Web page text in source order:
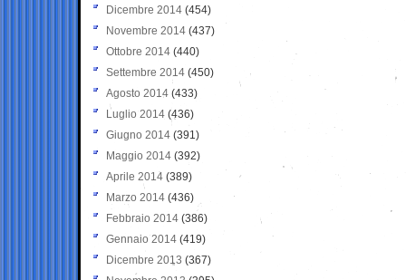
Dicembre 2014 (454)
Novembre 2014 (437)
Ottobre 2014 (440)
Settembre 2014 (450)
Agosto 2014 (433)
Luglio 2014 (436)
Giugno 2014 (391)
Maggio 2014 (392)
Aprile 2014 (389)
Marzo 2014 (436)
Febbraio 2014 (386)
Gennaio 2014 (419)
Dicembre 2013 (367)